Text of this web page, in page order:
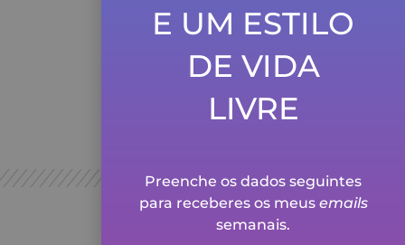
Ver episódio
Tinha medo de cair nos
mesmos erros! – com
Gonçalo Pinheiro
Ver episódio
E UM ESTILO
DE VIDA
LIVRE
Preenche os dados seguintes
para receberes os meus emails
semanais.